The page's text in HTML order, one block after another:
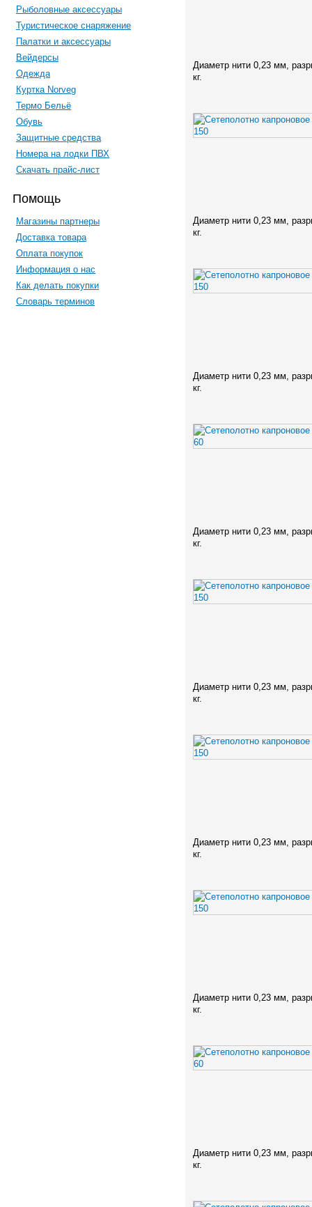
Рыболовные аксессуары
Туристическое снаряжение
Палатки и аксессуары
Вейдерсы
Одежда
Куртка Norveg
Термо Бельё
Обувь
Защитные средства
Номера на лодки ПВХ
Скачать прайс-лист
Помощь
Магазины партнеры
Доставка товара
Оплата покупок
Информация о нас
Как делать покупки
Словарь терминов
Диаметр нити 0,23 мм,
кг.
Диаметр нити 0,23 мм,
кг.
Диаметр нити 0,23 мм,
кг.
Диаметр нити 0,23 мм,
кг.
Диаметр нити 0,23 мм,
кг.
Диаметр нити 0,23 мм,
кг.
Диаметр нити 0,23 мм,
кг.
Диаметр нити 0,23 мм,
кг.